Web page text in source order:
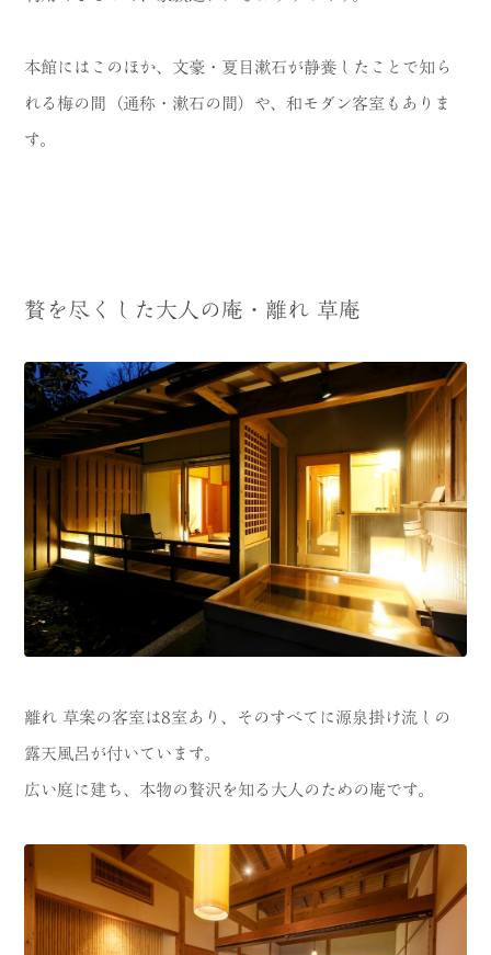
本館にはこのほか、文豪・夏目漱石が静養したことで知ら
れる梅の間（通称・漱石の間）や、和モダン客室もありま
す。
贅を尽くした大人の庵・離れ 草庵
離れ 草案の客室は8室あり、そのすべてに源泉掛け流しの
露天風呂が付いています。
広い庭に建ち、本物の贅沢を知る大人のための庵です。